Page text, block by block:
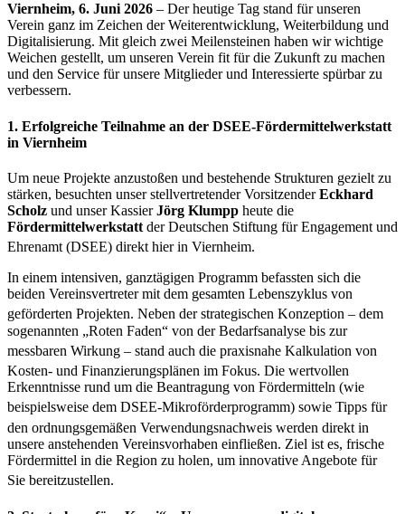
Viernheim, 6. Juni 2026 – Der heutige Tag stand für unseren
Verein ganz im Zeichen der Weiterentwicklung, Weiterbildung und
Digitalisierung. Mit gleich zwei Meilensteinen haben wir wichtige
Weichen gestellt, um unseren Verein fit für die Zukunft zu machen
und den Service für unsere Mitglieder und Interessierte spürbar zu
verbessern.
1. Erfolgreiche Teilnahme an der DSEE-Fördermittelwerkstatt
in Viernheim
Um neue Projekte anzustoßen und bestehende Strukturen gezielt zu
stärken, besuchten unser stellvertretender VorsitzenderEckhard
Scholz und unser KassierJörg Klumpp heute die
Fördermittelwerkstatt der Deutschen Stiftung für Engagement und
Ehrenamt (DSEE) direkt hier in Viernheim.
In einem intensiven, ganztägigen Programm befassten sich die
beiden Vereinsvertreter mit dem gesamten Lebenszyklus von
geförderten Projekten. Neben der strategischen Konzeption – dem
sogenannten „Roten Faden“ von der Bedarfsanalyse bis zur
messbaren Wirkung – stand auch die praxisnahe Kalkulation von
Kosten- und Finanzierungsplänen im Fokus. Die wertvollen
Erkenntnisse rund um die Beantragung von Fördermitteln (wie
beispielsweise dem DSEE-Mikroförderprogramm) sowie Tipps für
den ordnungsgemäßen Verwendungsnachweis werden direkt in
unsere anstehenden Vereinsvorhaben einfließen. Ziel ist es, frische
Fördermittel in die Region zu holen, um innovative Angebote für
Sie bereitzustellen.